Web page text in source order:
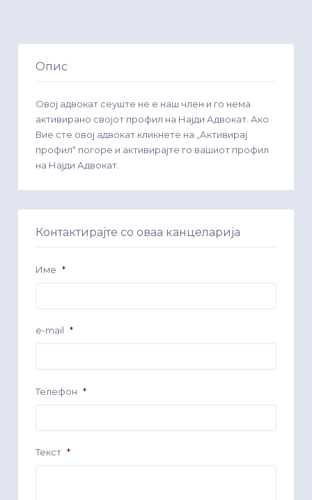
Опис
Овој адвокат сеуште не е наш член и го нема
активирано својот профил на Најди Адвокат. Ако
Вие сте овој адвокат кликнете на „Активирај
профил“ погоре и активирајте го вашиот профил
на Најди Адвокат.
Контактирајте со оваа канцеларија
Име *
e-mail *
Телефон *
Текст *